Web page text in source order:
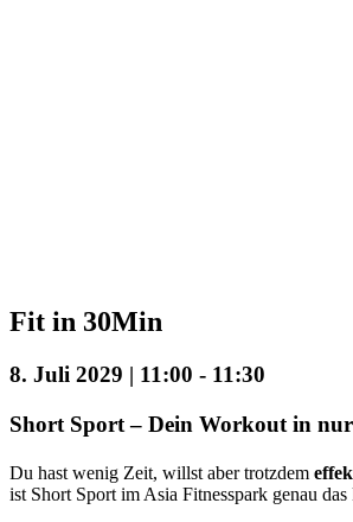
Fit in 30Min
8. Juli 2029 | 11:00 - 11:30
Short Sport – Dein Workout in
Du hast wenig Zeit, willst aber trotzdem
ist Short Sport im Asia Fitnesspark genau